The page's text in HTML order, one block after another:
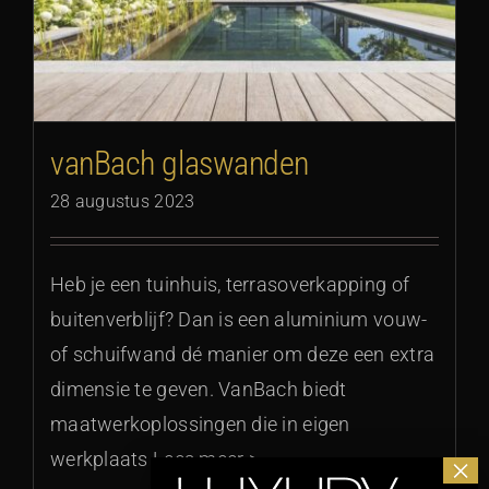
vanBach glaswanden
28 augustus 2023
Heb je een tuinhuis, terrasoverkapping of
buitenverblijf? Dan is een aluminium vouw-
of schuifwand dé manier om deze een extra
dimensie te geven. VanBach biedt
maatwerkoplossingen die in eigen
werkplaats Lees meer >